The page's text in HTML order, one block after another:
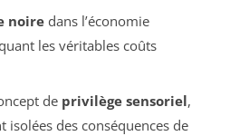
noiredans l’économie
les véritables coûts
de privilège sensoriel,
isolées des conséquences de